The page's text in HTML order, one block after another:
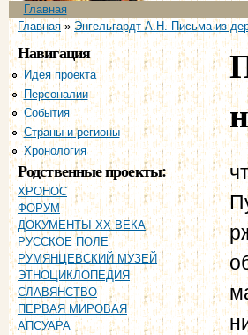
Главное меню
Главная
Вы здесь
Главная» Энгельгардт А.Н. Письма из
Навигация
Идея проекта
Персоналии
События
Страны и регионы
Хронология
Родственные проекты:
ХРОНОС
ФОРУМ
ДОКУМЕНТЫ XX ВЕКА
РУССКОЕ ПОЛЕ
РУМЯНЦЕВСКИЙ МУЗЕЙ
ЭТНОЦИКЛОПЕДИЯ
СЛАВЯНСТВО
ПЕРВАЯ МИРОВАЯ
АПСУАРА